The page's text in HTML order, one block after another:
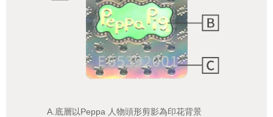
A.底層以Peppa 人物頭形剪影為印花背景